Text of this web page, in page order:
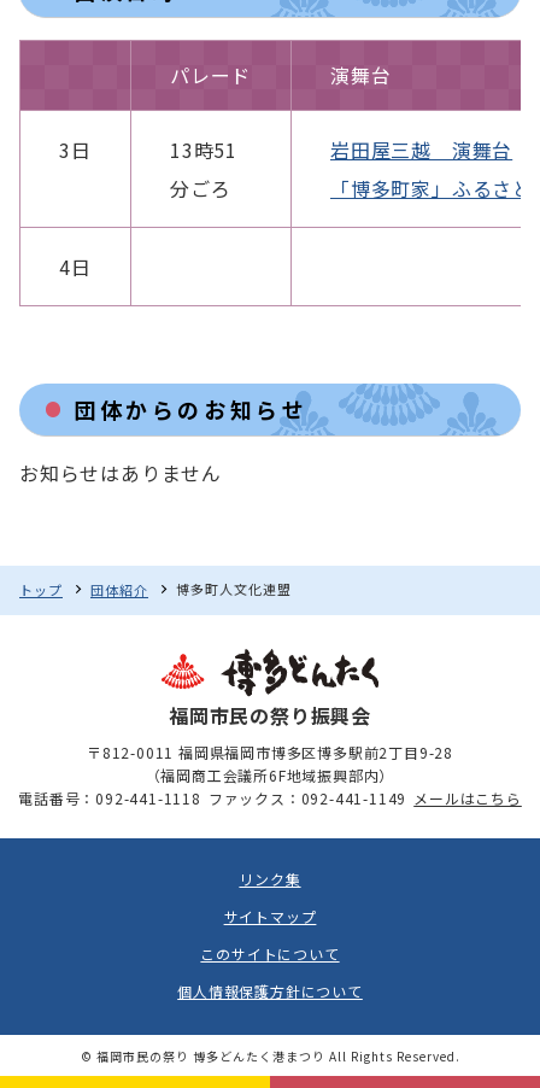
パレード 演舞台
3日
13時51
分ごろ
岩田屋三越 演舞台
「博多町家」ふるさ
4日
団体からのお知らせ
お知らせはありません
トップ 団体紹介 博多町人文化連盟
福岡市民の祭り振興会
〒812-0011 福岡県福岡市博多区博多駅前2丁目9-28
（福岡商工会議所6F地域振興部内）
電話番号：092-441-1118 ファックス：092-441-1149 メールはこちら
リンク集
サイトマップ
このサイトについて
個人情報保護方針について
© 福岡市民の祭り 博多どんたく港まつり All Rights Reserved.